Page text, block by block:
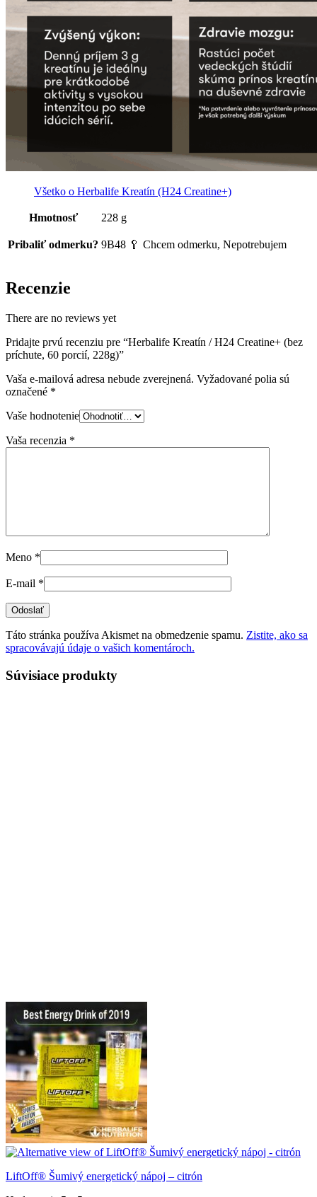
Všetko o Herbalife Kreatín (H24 Creatine+)
Hmotnosť 228 g
Pribaliť odmerku? 9B48 🥄 Chcem odmerku, Nepotrebujem
Recenzie
There are no reviews yet
Pridajte prvú recenziu pre “Herbalife Kreatín / H24 Creatine+ (bez
príchute, 60 porcií, 228g)”
Vaša e-mailová adresa nebude zverejnená. Vyžadované polia sú
označené *
Vaše hodnotenie
Vaša recenzia *
Meno *
E-mail *
Táto stránka používa Akismet na obmedzenie spamu. Zistite, ako sa
spracovávajú údaje o vašich komentároch.
Súvisiace produkty
LiftOff® Šumivý energetický nápoj – citrón